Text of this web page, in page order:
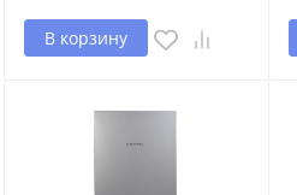
В корзину